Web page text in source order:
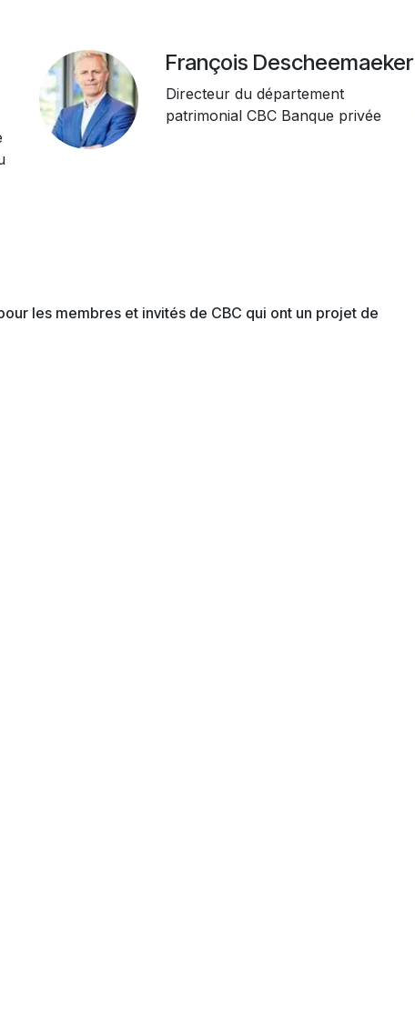
François Descheemaeker
Directeur du département
patrimonial CBC Banque privée
les membres et invités de CBC qui ont un projet de